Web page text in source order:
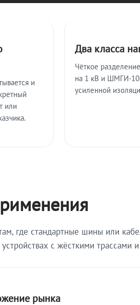
и
или
Два класса
Чёткое
на 1 кВ и ШМГИ-10
усиленной
где стандартные шины или
с жёсткими трассами
рынка